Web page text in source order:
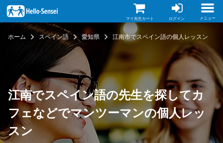
イ
ン
コ
マイ先生カート ログイン メニュー
ホーム スペイン語 愛知県 江南市でスペイン語の個人レッスン
江南でスペイン語の先生を探してカ
フェなどでマンツーマンの個人レッ
スン